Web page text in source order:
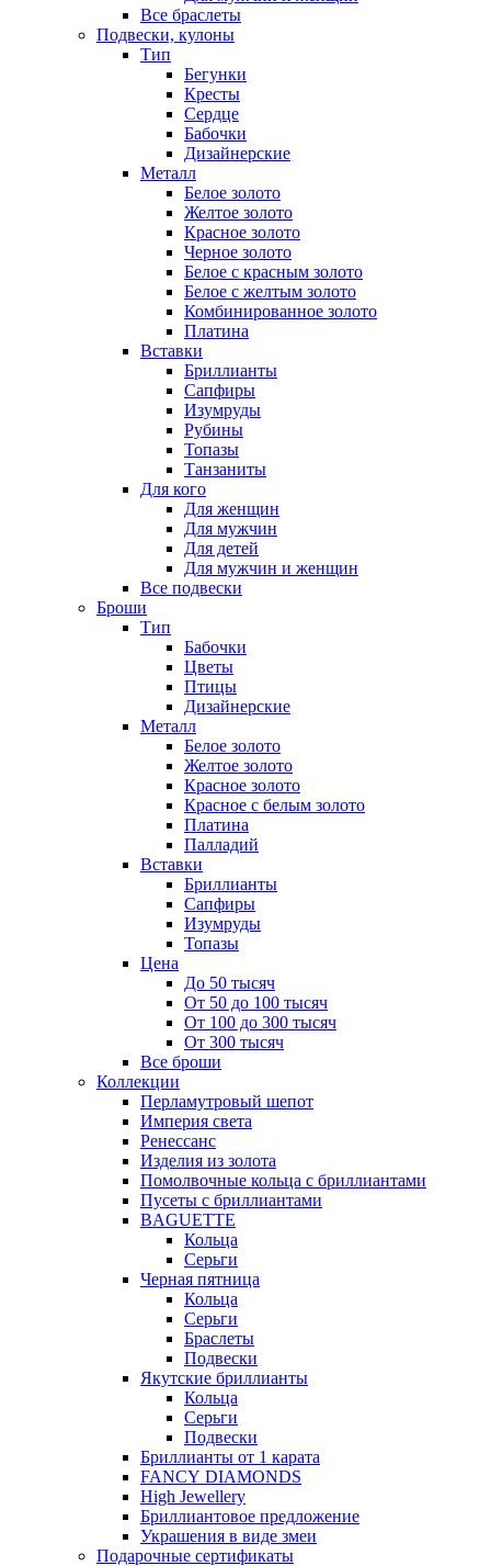
Все браслеты
Подвески, кулоны
Тип
Бегунки
Кресты
Сердце
Бабочки
Дизайнерские
Металл
Белое золото
Желтое золото
Красное золото
Черное золото
Белое с красным золото
Белое с желтым золото
Комбинированное золото
Платина
Вставки
Бриллианты
Сапфиры
Изумруды
Рубины
Топазы
Танзаниты
Для кого
Для женщин
Для мужчин
Для детей
Для мужчин и женщин
Все подвески
Броши
Тип
Бабочки
Цветы
Птицы
Дизайнерские
Металл
Белое золото
Желтое золото
Красное золото
Красное с белым золото
Платина
Палладий
Вставки
Бриллианты
Сапфиры
Изумруды
Топазы
Цена
До 50 тысяч
От 50 до 100 тысяч
От 100 до 300 тысяч
От 300 тысяч
Все броши
Коллекции
Перламутровый шепот
Империя света
Ренессанс
Изделия из золота
Помолвочные кольца с бриллиантами
Пусеты с бриллиантами
BAGUETTE
Кольца
Серьги
Черная пятница
Кольца
Серьги
Браслеты
Подвески
Якутские бриллианты
Кольца
Серьги
Подвески
Бриллианты от 1 карата
FANCY DIAMONDS
High Jewellery
Бриллиантовое предложение
Украшения в виде змеи
Подарочные сертификаты